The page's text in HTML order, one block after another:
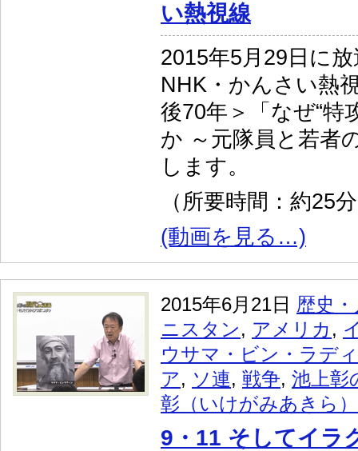
い熱視線
2015年5月29日に
NHK・かんさい熱
後70年＞「なぜ“特
か ～元隊員と若者
します。
（所要時間：約25
(動画を見る…)
2015年6月21日 歴史
ニスタン, アメリカ ,
ウサマ・ビン・ラデ
ア, ソ連, 戦争, 池上彰
彰（いけがみあきら）
9・11 そしてイラ